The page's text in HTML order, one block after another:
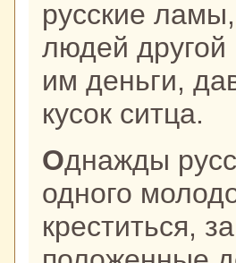
русские
людей другой
им деньги,
кусок ситца.
Однaжды русский лама уговорил
одного
креститься,